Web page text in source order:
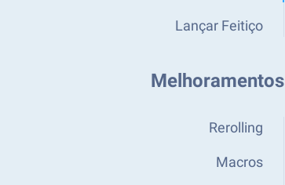
Lançar Feitiço
Melhoramentos
Rerolling
Macros